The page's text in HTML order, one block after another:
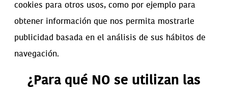
cookies para otros usos, como por ejemplo para
obtener información que nos permita mostrarle
publicidad basada en el análisis de sus hábitos de
navegación.
¿Para qué NO se utilizan las